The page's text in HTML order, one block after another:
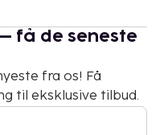
få de seneste
fra os! Få
til eksklusive tilbud.